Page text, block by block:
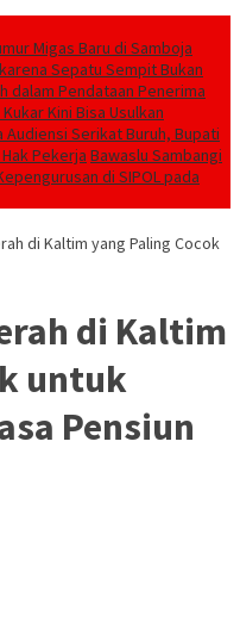
Migas Baru di Samboja
Sepatu Sempit Bukan
dalam Pendataan Penerima
Kini Bisa Usulkan
Audiensi Serikat Buruh, Bupati
Pekerja Bawaslu Sambangi
di SIPOL pada
di Kaltim yang Paling Cocok
di Kaltim
untuk
Pensiun